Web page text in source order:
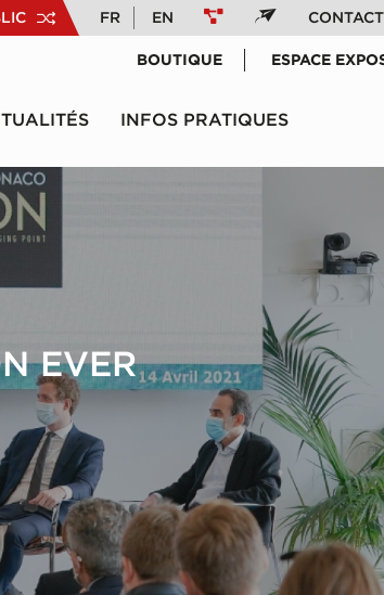
FR EN CONTACT
BOUTIQUE ESPACE
INFOS PRATIQUES
EVER